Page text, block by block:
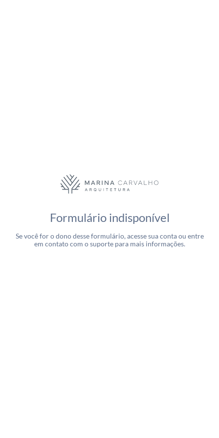
Formulário indisponível
Se você for o dono desse formulário, acesse sua conta ou entre
em contato com o suporte para mais informações.